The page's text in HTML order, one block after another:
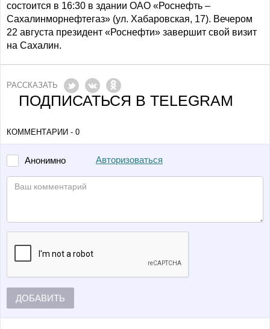
состоится в 16:30 в здании ОАО «Роснефть –
Сахалинморнефтегаз» (ул. Хабаровская, 17). Вечером
22 августа президент «Роснефти» завершит свой визит
на Сахалин.
РАССКАЗАТЬ
ПОДПИСАТЬСЯ В TELEGRAM
КОММЕНТАРИИ - 0
Анонимно Авторизоваться
ДОБАВИТЬ